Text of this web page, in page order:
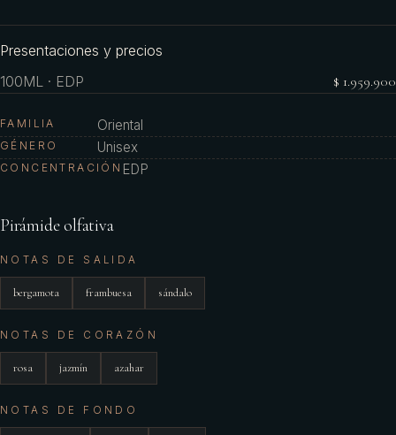
Presentaciones y precios
100ML · EDP
$ 1.959.900
FAMILIA Oriental
GÉNERO Unisex
CONCENTRACIÓN EDP
Pirámide olfativa
NOTAS DE SALIDA
bergamota frambuesa sándalo
NOTAS DE CORAZÓN
rosa jazmín azahar
NOTAS DE FONDO